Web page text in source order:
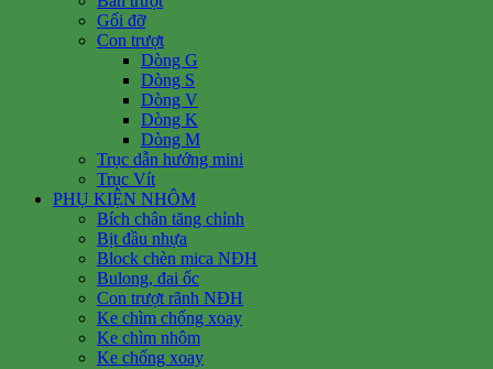
Gối đỡ
Con trượt
Dòng G
Dòng S
Dòng V
Dòng K
Dòng M
Trục dẫn hướng mini
Trục Vít
PHỤ KIỆN NHÔM
Bích chân tăng chỉnh
Bịt đầu nhựa
Block chèn mica NĐH
Bulong, đai ốc
Con trượt rãnh NĐH
Ke chìm chống xoay
Ke chìm nhôm
Ke chống xoay